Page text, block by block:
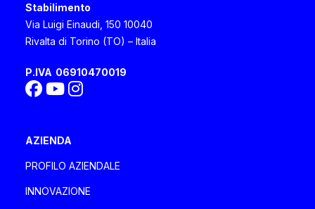
Italia, Campania
Via E. Scarfoglio 75, 80014 Napoli Napoli
+39 081 7622580
Italia, Liguria
Località Rio Basco 3/A 3/B, 17044 Stella (SV)
davaboatservice@gmail.com
Stabilimento
Via Luigi Einaudi, 150 10040
Rivalta di Torino (TO) – Italia
P.IVA 06910470019
AZIENDA
PROFILO AZIENDALE
INNOVAZIONE